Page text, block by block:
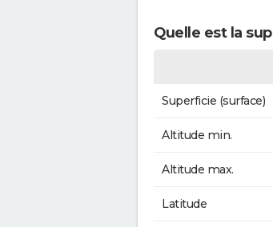
Quelle est la
Superficie (surface)
Altitude min.
Altitude max.
Latitude